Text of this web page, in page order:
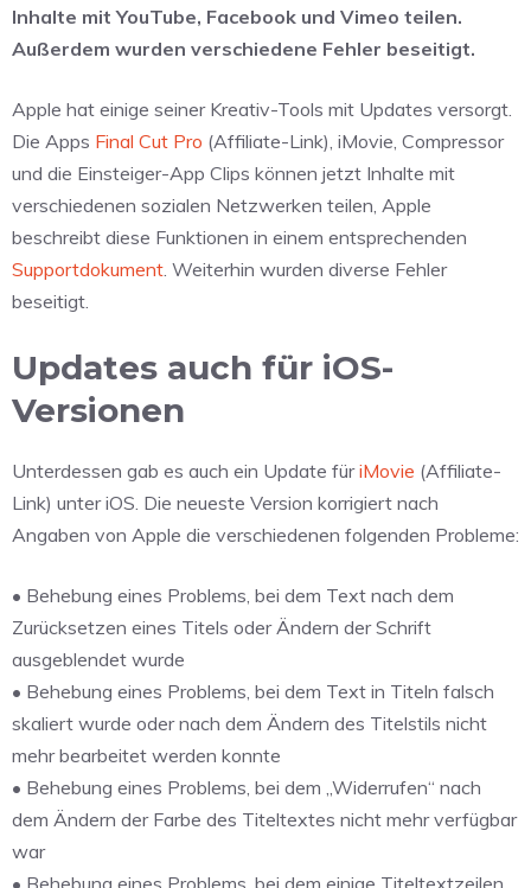
Inhalte mit YouTube, Facebook und Vimeo teilen.
Außerdem wurden verschiedene Fehler beseitigt.
Apple hat einige seiner Kreativ-Tools mit Updates versorgt.
Die Apps Final Cut Pro (Affiliate-Link), iMovie, Compressor
und die Einsteiger-App Clips können jetzt Inhalte mit
verschiedenen sozialen Netzwerken teilen, Apple
beschreibt diese Funktionen in einem entsprechenden
Supportdokument. Weiterhin wurden diverse Fehler
beseitigt.
Updates auch für iOS-
Versionen
Unterdessen gab es auch ein Update füriMovie (Affiliate-
Link) unter iOS. Die neueste Version korrigiert nach
Angaben von Apple die verschiedenen folgenden Probleme:
• Behebung eines Problems, bei dem Text nach dem
Zurücksetzen eines Titels oder Ändern der Schrift
ausgeblendet wurde
• Behebung eines Problems, bei dem Text in Titeln falsch
skaliert wurde oder nach dem Ändern des Titelstils nicht
mehr bearbeitet werden konnte
• Behebung eines Problems, bei dem „Widerrufen“ nach
dem Ändern der Farbe des Titeltextes nicht mehr verfügbar
war